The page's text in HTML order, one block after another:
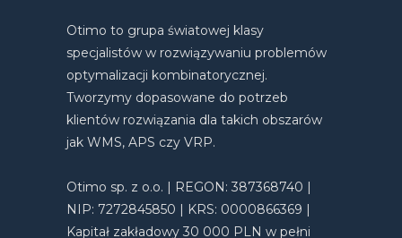
Otimo to grupa światowej klasy
specjalistów w rozwiązywaniu problemów
optymalizacji kombinatorycznej.
Tworzymy dopasowane do potrzeb
klientów rozwiązania dla takich obszarów
jak WMS, APS czy VRP.
Otimo sp. z o.o. | REGON: 387368740 |
NIP: 7272845850 | KRS: 0000866369 |
Kapitał zakładowy 30 000 PLN w pełni